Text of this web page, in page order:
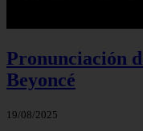
Pronunciación
Beyoncé
19/08/2025